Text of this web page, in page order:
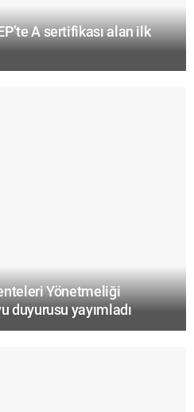
A sertifikası alan ilk
Yönetmeliği
duyurusu yayımladı